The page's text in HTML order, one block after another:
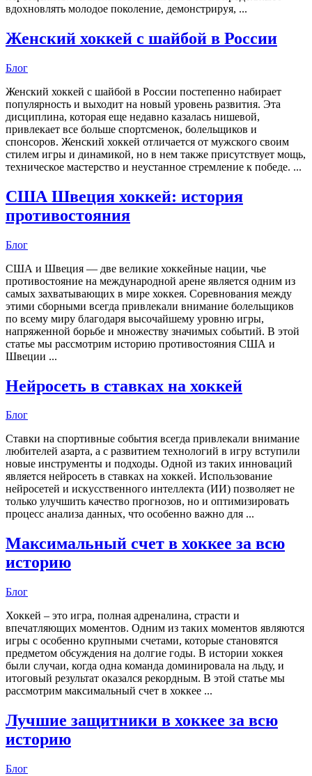
вдохновлять молодое поколение, демонстрируя, ...
Женский хоккей с шайбой в России
Блог
Женский хоккей с шайбой в России постепенно набирает
популярность и выходит на новый уровень развития. Эта
дисциплина, которая еще недавно казалась нишевой,
привлекает все больше спортсменок, болельщиков и
спонсоров. Женский хоккей отличается от мужского своим
стилем игры и динамикой, но в нем также присутствует мощь,
техническое мастерство и неустанное стремление к победе. ...
США Швеция хоккей: история
противостояния
Блог
США и Швеция — две великие хоккейные нации, чье
противостояние на международной арене является одним из
самых захватывающих в мире хоккея. Соревнования между
этими сборными всегда привлекали внимание болельщиков
по всему миру благодаря высочайшему уровню игры,
напряженной борьбе и множеству значимых событий. В этой
статье мы рассмотрим историю противостояния США и
Швеции ...
Нейросеть в ставках на хоккей
Блог
Ставки на спортивные события всегда привлекали внимание
любителей азарта, а с развитием технологий в игру вступили
новые инструменты и подходы. Одной из таких инноваций
является нейросеть в ставках на хоккей. Использование
нейросетей и искусственного интеллекта (ИИ) позволяет не
только улучшить качество прогнозов, но и оптимизировать
процесс анализа данных, что особенно важно для ...
Максимальный счет в хоккее за всю
историю
Блог
Хоккей – это игра, полная адреналина, страсти и
впечатляющих моментов. Одним из таких моментов являются
игры с особенно крупными счетами, которые становятся
предметом обсуждения на долгие годы. В истории хоккея
были случаи, когда одна команда доминировала на льду, и
итоговый результат оказался рекордным. В этой статье мы
рассмотрим максимальный счет в хоккее ...
Лучшие защитники в хоккее за всю
историю
Блог